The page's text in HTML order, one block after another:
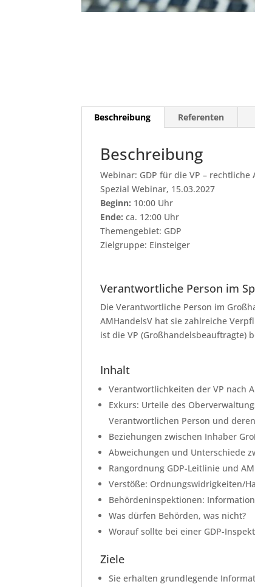
Beschreibung Referenten
Beschreibung
Webinar: GDP für die VP – rechtliche
Spezial Webinar, 15.03.2027
Beginn: 10:00 Uhr
Ende: ca. 12:00 Uhr
Themengebiet: GDP
Zielgruppe: Einsteiger
Verantwortliche Person im
Die Verantwortliche Person im
AMHandelsV hat sie zahlreiche
ist die VP (Großhandelsbeauftragte)
Inhalt
Verantwortlichkeiten der VP nach
Exkurs: Urteile des
Verantwortlichen Person und
Beziehungen zwischen Inhaber
Abweichungen und Unterschiede
Rangordnung GDP-Leitlinie und
Verstöße: Ordnungswidrigkeiten/
Behördeninspektionen:
Was dürfen Behörden, was nicht?
Worauf sollte bei einer GDP-
Ziele
Sie erhalten grundlegende